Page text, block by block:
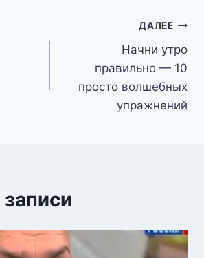
ДАЛЕЕ
Начни утро
правильно — 10
просто волшебных
упражнений